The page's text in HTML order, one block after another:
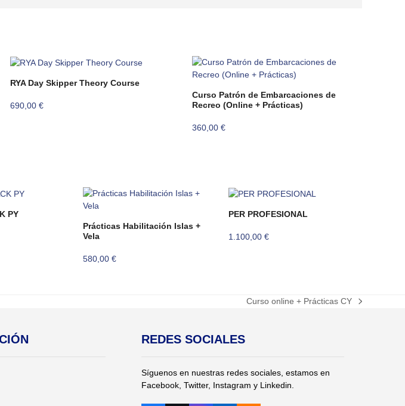
RYA Day Skipper Theory Course
690,00 €
Curso Patrón de Embarcaciones de
Recreo (Online + Prácticas)
360,00 €
PY
Prácticas Habilitación Islas +
Vela
580,00 €
PER PROFESIONAL
1.100,00 €
next
Curso online + Prácticas CY
REDES SOCIALES
Síguenos en nuestras redes sociales, estamos en
Facebook, Twitter, Instagram y Linkedin.